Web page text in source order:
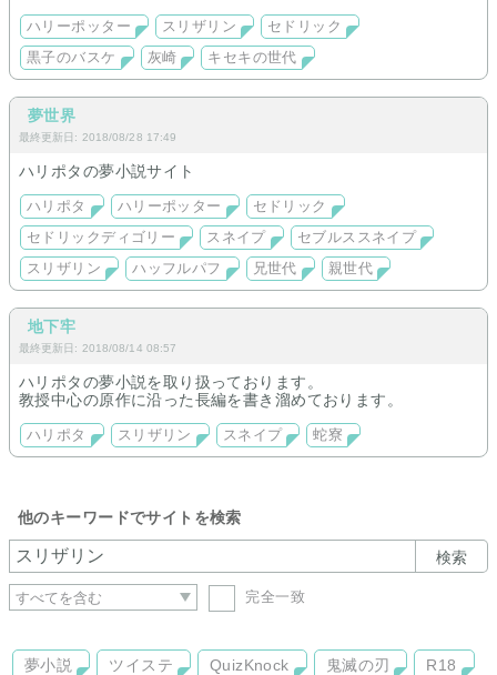
ハリーポッター スリザリン
セドリック
黒子のバスケ
灰崎 キセキの世代
夢世界
最終更新日: 2018/08/28 17:49
ハリポタの夢小説サイト
ハリポタ ハリーポッター
セドリック
セドリックディゴリー
スネイプ
セブルススネイプ
スリザリン
ハッフルパフ 兄世代 親世代
地下牢
最終更新日: 2018/08/14 08:57
ハリポタの夢小説を取り扱っております。
教授中心の原作に沿った長編を書き溜めております。
ハリポタ スリザリン スネイプ 蛇寮
他のキーワードでサイトを検索
検索
完全一致
夢小説 ツイステ QuizKnock 鬼滅の刃 R18